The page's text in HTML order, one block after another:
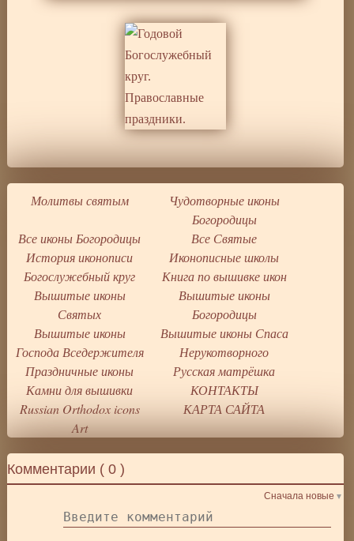
Комментарии (0 )
Сначала новые
Молитвы святым
Чудотворные иконы
Богородицы
Все иконы Богородицы
Все Святые
История иконописи
Иконописные школы
Богослужебный круг
Книга по вышивке икон
Вышитые иконы
Святых
Вышитые иконы
Богородицы
Вышитые иконы
Господа Вседержителя
Вышитые иконы Спаса
Нерукотворного
Праздничные иконы
Русская матрёшка
Камни для вышивки
КОНТАКТЫ
Russian Orthodox icons
Art
КАРТА САЙТА